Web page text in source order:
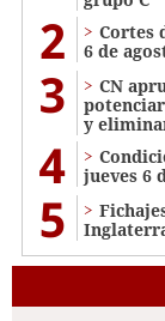
2
Cortes
6 de
3
CN
y
4
jueves 6
5